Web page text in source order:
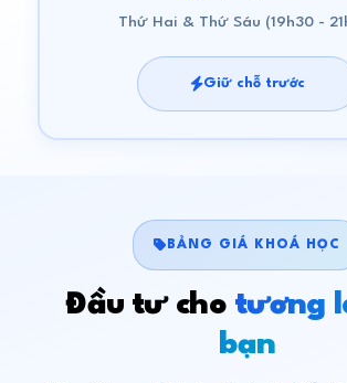
Thứ Hai & Thứ Sáu (19h30 -
Giữ chỗ trước
BẢNG GIÁ KHOÁ HỌC
Đầu tư cho tương
bạn